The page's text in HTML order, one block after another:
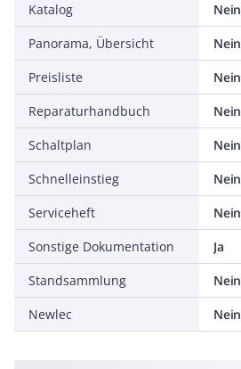
Katalog
Nein
Panorama, Übersicht
Nein
Preisliste
Nein
Reparaturhandbuch
Nein
Schaltplan
Nein
Schnelleinstieg
Nein
Serviceheft
Nein
Sonstige Dokumentation
Ja
Standsammlung
Nein
Newlec
Nein